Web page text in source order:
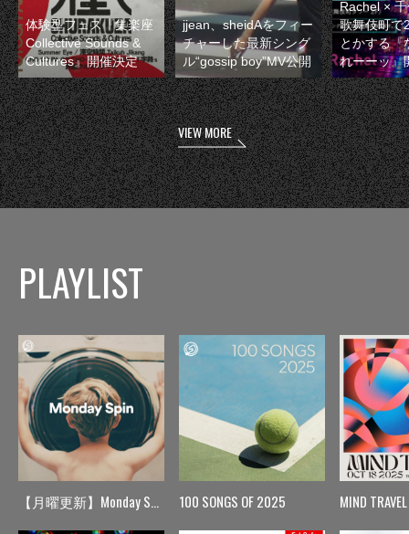
体験型フェス『集楽座
Collective Sounds &
Cultures』開催決定
jjean、sheidAをフィー
チャーした最新シング
ル“gossip boy”MV公開
Rachel ×
歌舞伎町で
とかする『
れーーッ』
VIEW MORE
PLAYLIST
【月曜更新】Monday Spin 100 SONGS OF 2025 MIND TRAVEL